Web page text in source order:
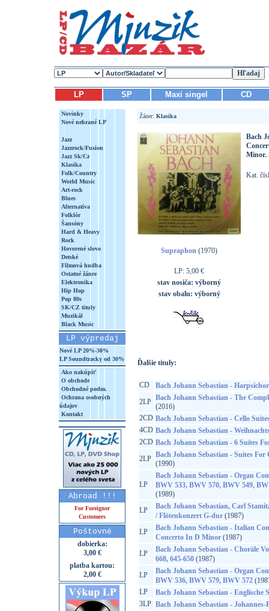
LP SP Maxi singel CD
Novinky
Nové nehrané LP
Jazz
Jazzrock/Fusion
Jazz Sk/Cz
Klasika
Folk/Country
World Music
Art-rock
Blues
Alternatíva
Folklór
Šansóny
Hard & Heavy
Rock
Hovorené slovo
Detské
Filmová hudba
Ostatné žánre
Elektronika
Hip Hop
Pop 80s
SK/CZ tituly
Muzikál
Black Music
LP výpredaj
Nové LP 20%-30%
LP Soundtracky od 30%
Ako nakúpiť
O obchode
Obchodné podm.
Ochrana osobných
údajov
Kontakt
Abroad !!!
For Foreigner
Customers
Poštovné
dobierka:
3,00 €
platba kartou:
2,00 €
Žáner: Klasika
Supraphon (1970)
LP: 5,00 €
stav nosiča: výborný
stav obalu: výborný
Bach
Minor.
Kat.
Ďalšie tituly:
CD
Bach Johann Sebastian -
2LP Bach Johann Sebastian - The
(2016)
2CD Bach Johann Sebastian - Cello
4CD Bach Johann Sebastian -
2CD Bach Johann Sebastian - 6 Suites
2LP Bach Johann Sebastian - Suites For
(1990)
LP
Bach Johann Sebastian - Organ
BWV 533, BWV 570, BWV 549,
(1989)
LP
Bach Johann Sebastian, Carl
/ Flötenkonzert G-dur(1987)
LP
Bach Johann Sebastian - Italian
Concerto In D Minor(1987)
LP
Bach Johann Sebastian - Choräle
668, 645-650(1987)
LP
Bach Johann Sebastian - Organ
BWV 536, BWV 579, BWV 572
LP
Bach Johann Sebastian - Englische
3LP Bach Johann Sebastian - Johannes-